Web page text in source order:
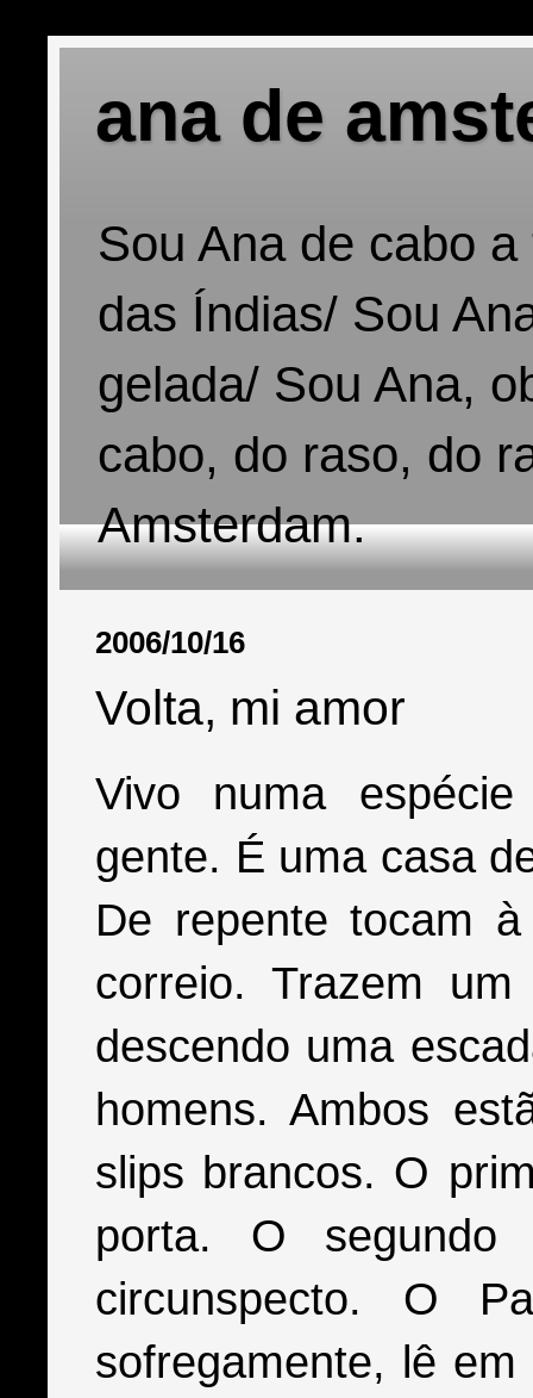
ana de
Sou Ana de cabo
das Índias/ Sou
gelada/ Sou Ana,
cabo, do raso, do
Amsterdam.
2006/10/16
Volta, mi amor
Vivo numa
gente. É uma casa
De repente tocam
correio. Trazem
descendo uma
homens. Ambos
slips brancos. O
porta. O
circunspecto. O
sofregamente, lê em